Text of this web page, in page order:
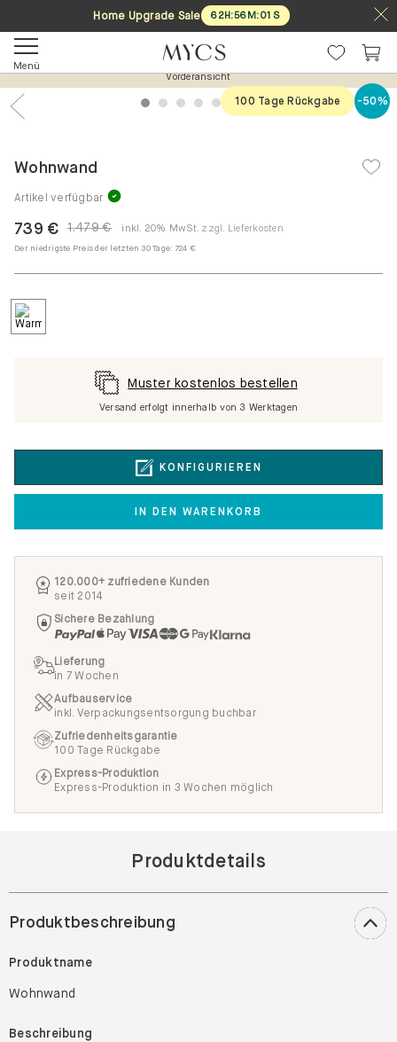
Home Upgrade Sale 62H:56M: 01 S
Menü
Vorderansicht
1 2 3 4 5 6 7
100 Tage Rückgabe -50%
Wohnwand
Artikel verfügbar
1.479 €
739 € inkl. 20% MwSt. zzgl. Lieferkosten
Der niedrigste Preis der letzten 30 Tage: 724 €
KONFIGURIEREN
IN DEN WARENKORB
Muster kostenlos bestellen
Versand erfolgt innerhalb von 3 Werktagen
120.000+ zufriedene Kunden
seit 2014
Sichere Bezahlung
Lieferung
in 7 Wochen
Aufbauservice
inkl. Verpackungsentsorgung buchbar
Zufriedenheitsgarantie
100 Tage Rückgabe
Express-Produktion
Express-Produktion in 3 Wochen möglich
Produktdetails
Produktbeschreibung
Produktname
Wohnwand
Beschreibung